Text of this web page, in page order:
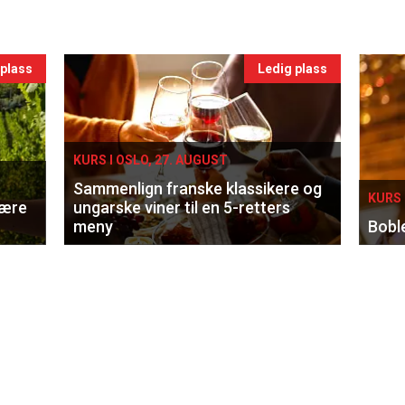
Ledig plass
KURS I OSLO, 27. AUGUST
Sammenlign franske klassikere og
ungarske viner til en 5-retters
meny